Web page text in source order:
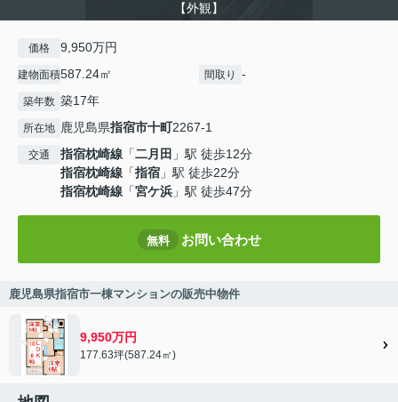
【外観】
価格 9,950万円
建物面積587.24㎡ 間取り -
築年数 築17年
所在地 鹿児島県指宿市十町2267-1
交通 指宿枕崎線 「二月田 」駅 徒歩12分
指宿枕崎線 「指宿 」駅 徒歩22分
指宿枕崎線 「宮ケ浜 」駅 徒歩47分
無料 お問い合わせ
鹿児島県指宿市一棟マンションの販売中物件
9,950万円
177.63坪(587.24㎡)